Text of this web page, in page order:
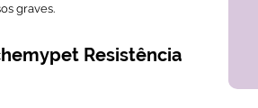
graves.
Resistência